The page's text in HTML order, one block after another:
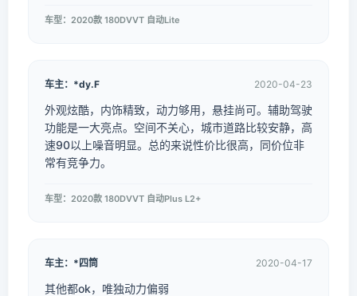
车型：2020款 180DVVT 自动Lite
车主：*dy.F 2020-04-23
外观炫酷，内饰精致，动力够用，悬挂尚可。辅助驾驶
功能是一大亮点。空间不关心，城市道路比较安静，高
速90以上噪音明显。总的来说性价比很高，同价位非
常有竞争力。
车型：2020款 180DVVT 自动Plus L2+
车主：*四筒 2020-04-17
其他都ok，唯独动力偏弱